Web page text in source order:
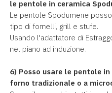
le pentole in ceramica
Le pentole Spodumene
tipo di fornelli, grill e stufe.
Usando l'adattatore di
nel piano ad induzione.
6) Posso usare le pentole
forno tradizionale o a